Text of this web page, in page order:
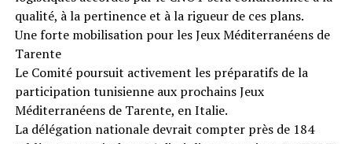
qualité, à la pertinence et à la rigueur de ces plans.
Une forte mobilisation pour les Jeux Méditerranéens de
Tarente
Le Comité poursuit activement les préparatifs de la
participation tunisienne aux prochains Jeux
Méditerranéens de Tarente, en Italie.
La délégation nationale devrait compter près de 184